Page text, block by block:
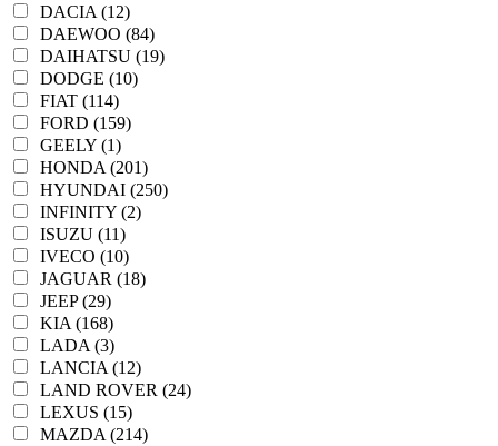
DACIA (12)
DAEWOO (84)
DAIHATSU (19)
DODGE (10)
FIAT (114)
FORD (159)
GEELY (1)
HONDA (201)
HYUNDAI (250)
INFINITY (2)
ISUZU (11)
IVECO (10)
JAGUAR (18)
JEEP (29)
KIA (168)
LADA (3)
LANCIA (12)
LAND ROVER (24)
LEXUS (15)
MAZDA (214)